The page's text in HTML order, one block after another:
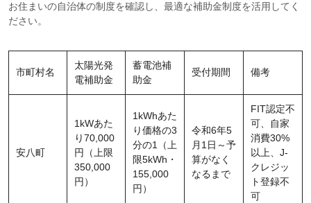
お住まいの自治体の制度を確認し、最適な補助金制度を活用してく
ださい。
市町村名
太陽光発
電補助金
蓄電池補
助金
受付期間 備考
安八町
1kWあた
り70,000
円（上限
350,000
円）
1kWhあた
り価格の3
分の1（上
限5kWh・
155,000
円）
令和6年5
月1日～予
算がなく
なるまで
FIT認定不
可、自家
消費30%
以上、J-
クレジッ
ト登録不
可